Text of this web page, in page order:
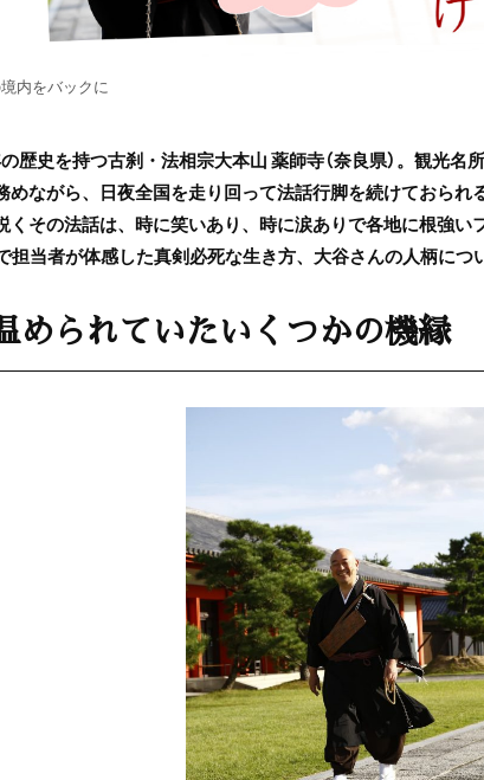
内をバックに
歴史を持つ古刹・法相宗大本山 薬師寺（奈良県）。観光名
めながら、日夜全国を走り回って法話行脚を続けておられ
くその法話は、時に笑いあり、時に涙ありで各地に根強い
担当者が体感した真剣必死な生き方、大谷さんの人柄につ
められていたいくつかの機縁